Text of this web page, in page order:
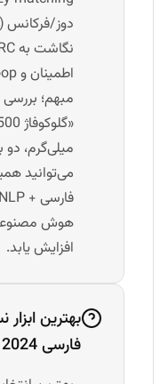
مبهم؛ بررسی
میلی‌گرم، دو
هوش
افزایش یابد.
بهترین
فارسی 2024 در ایران کدومه؟